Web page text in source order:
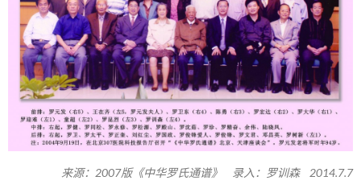
来源：2007版《中华罗氏通谱》 录入：罗训森 2014.7.7